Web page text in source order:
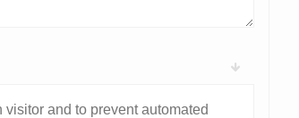
and to prevent automated